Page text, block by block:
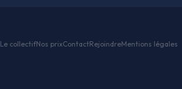
Le collectifNos prixContactRejoindreMentions légales